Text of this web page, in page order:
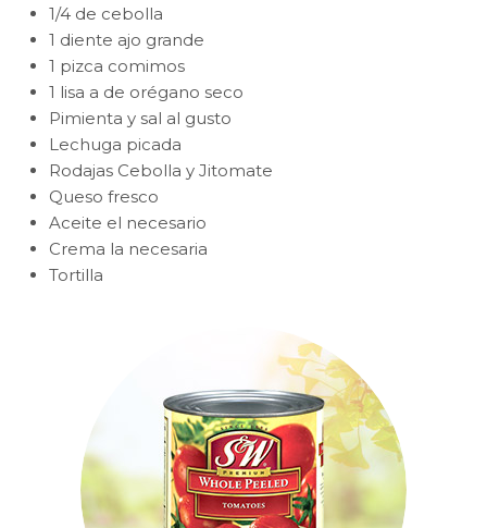
1/4 de cebolla
1 diente ajo grande
1 pizca comimos
1 lisa a de orégano seco
Pimienta y sal al gusto
Lechuga picada
Rodajas Cebolla y Jitomate
Queso fresco
Aceite el necesario
Crema la necesaria
Tortilla